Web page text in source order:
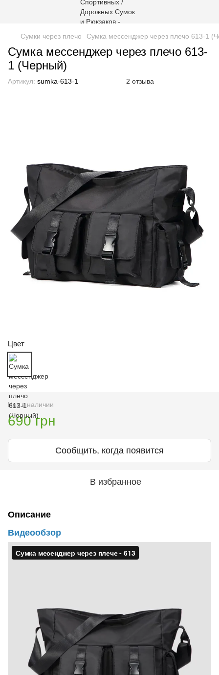
Сумки через плечо Сумка мессенджер через плечо 613-1
Сумка мессенджер через плечо 613-
1 (Черный)
Артикул: sumka-613-1 2 отзыва
Цвет
Нет в наличии
690 грн
Сообщить, когда появится
В избранное
Описание
Видеообзор